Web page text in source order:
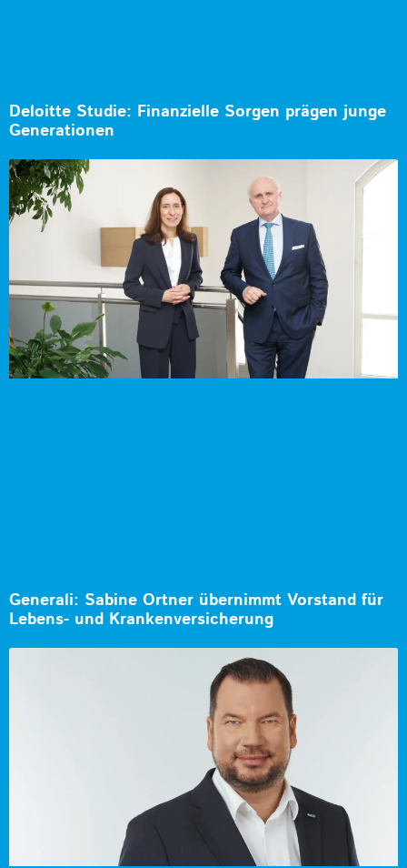
Deloitte Studie: Finanzielle Sorgen prägen junge
Generationen
Generali: Sabine Ortner übernimmt Vorstand für
Lebens- und Krankenversicherung